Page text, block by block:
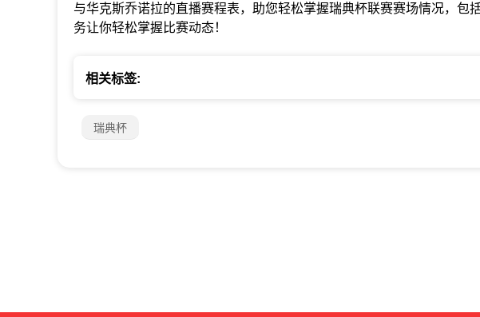
与华克斯乔诺拉的直播赛程表，助您轻松掌握瑞典杯联赛赛场情况，包
务让你轻松掌握比赛动态！
相关标签:
瑞典杯